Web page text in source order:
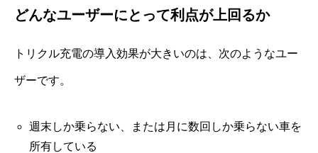
どんなユーザーにとって利点が上回るか
トリクル充電の導入効果が大きいのは、次のようなユー
ザーです。
週末しか乗らない、または月に数回しか乗らない車を
所有している